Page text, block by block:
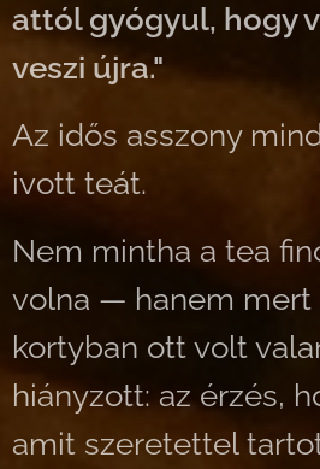
attól gyógyul, hogy
veszi újra."
Az idős asszony
ivott teát.
Nem mintha a tea
volna — hanem mert
kortyban ott volt
hiányzott: az érzés,
amit szeretettel